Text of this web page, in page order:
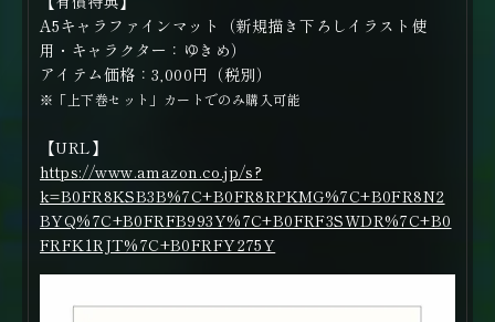
A5キャラファインマット（新規描き下ろしイラスト使
用・キャラクター：ゆきめ）
アイテム価格：3,000円（税別）
※「上下巻セット」カートでのみ購入可能
【URL】
https://www.amazon.co.jp/s?
k=B0FR8KSB3B%7C+B0FR8RPKMG%7C+B0FR8N2
BYQ%7C+B0FRFB993Y%7C+B0FRF3SWDR%7C+B0
FRFK1RJT%7C+B0FRFY275Y